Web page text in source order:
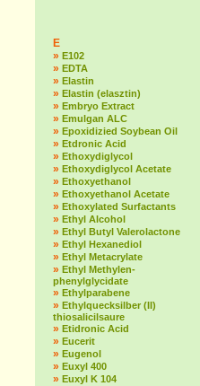
E
» E102
» EDTA
» Elastin
» Elastin (elasztin)
» Embryo Extract
» Emulgan ALC
» Epoxidizied Soybean Oil
» Etdronic Acid
» Ethoxydiglycol
» Ethoxydiglycol Acetate
» Ethoxyethanol
» Ethoxyethanol Acetate
» Ethoxylated Surfactants
» Ethyl Alcohol
» Ethyl Butyl Valerolactone
» Ethyl Hexanediol
» Ethyl Metacrylate
» Ethyl Methylen-
phenylglycidate
» Ethylparabene
» Ethylquecksilber (II)
thiosalicilsaure
» Etidronic Acid
» Eucerit
» Eugenol
» Euxyl 400
» Euxyl K 104